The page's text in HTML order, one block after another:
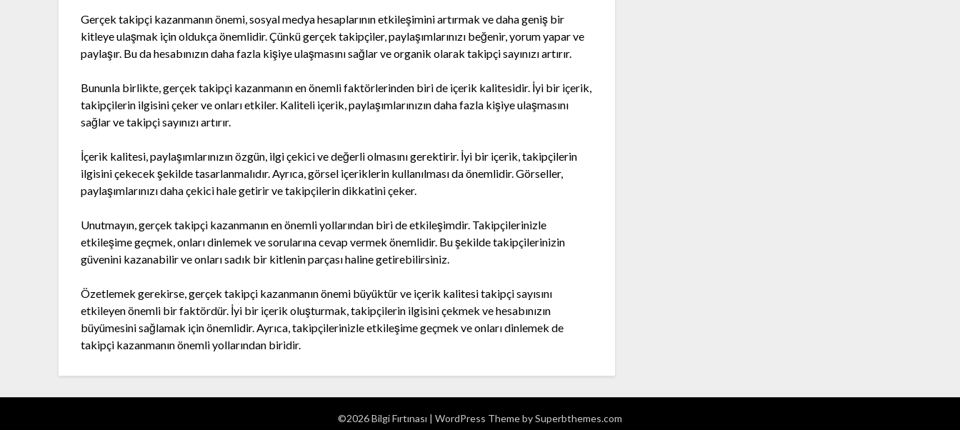
Gerçek takipçi kazanmanın önemi, sosyal medya hesaplarının etkileşimini artırmak ve daha geniş bir
kitleye ulaşmak için oldukça önemlidir. Çünkü gerçek takipçiler, paylaşımlarınızı beğenir, yorum yapar ve
paylaşır. Bu da hesabınızın daha fazla kişiye ulaşmasını sağlar ve organik olarak takipçi sayınızı artırır.
Bununla birlikte, gerçek takipçi kazanmanın en önemli faktörlerinden biri de içerik kalitesidir. İyi bir içerik,
takipçilerin ilgisini çeker ve onları etkiler. Kaliteli içerik, paylaşımlarınızın daha fazla kişiye ulaşmasını
sağlar ve takipçi sayınızı artırır.
İçerik kalitesi, paylaşımlarınızın özgün, ilgi çekici ve değerli olmasını gerektirir. İyi bir içerik, takipçilerin
ilgisini çekecek şekilde tasarlanmalıdır. Ayrıca, görsel içeriklerin kullanılması da önemlidir. Görseller,
paylaşımlarınızı daha çekici hale getirir ve takipçilerin dikkatini çeker.
Unutmayın, gerçek takipçi kazanmanın en önemli yollarından biri de etkileşimdir. Takipçilerinizle
etkileşime geçmek, onları dinlemek ve sorularına cevap vermek önemlidir. Bu şekilde takipçilerinizin
güvenini kazanabilir ve onları sadık bir kitlenin parçası haline getirebilirsiniz.
Özetlemek gerekirse, gerçek takipçi kazanmanın önemi büyüktür ve içerik kalitesi takipçi sayısını
etkileyen önemli bir faktördür. İyi bir içerik oluşturmak, takipçilerin ilgisini çekmek ve hesabınızın
büyümesini sağlamak için önemlidir. Ayrıca, takipçilerinizle etkileşime geçmek ve onları dinlemek de
takipçi kazanmanın önemli yollarından biridir.
©2026 Bilgi Fırtınası | WordPress Theme bySuperbthemes.com